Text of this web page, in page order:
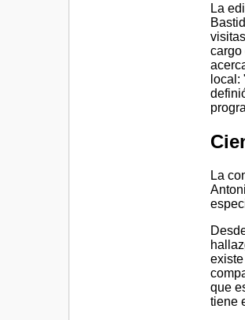
La
cargo
local:
La
que
tiene